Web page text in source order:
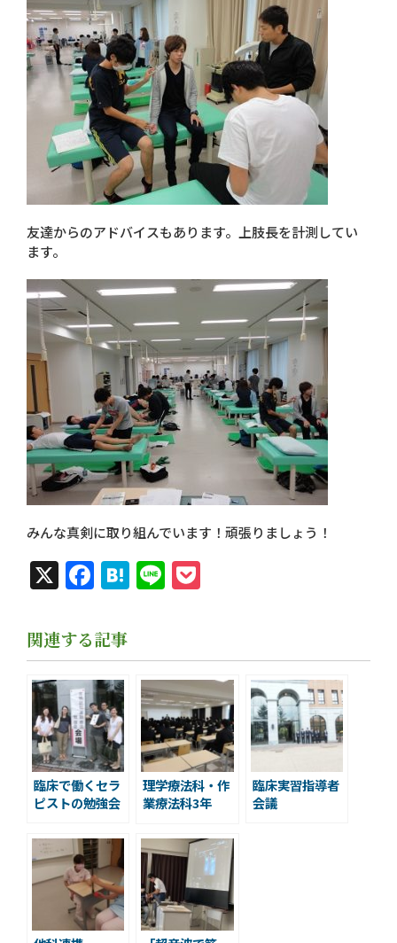
友達からのアドバイスもあります。上肢長を計測してい
ます。
みんな真剣に取り組んでいます！頑張りましょう！
X Facebook
Hatena
Line
関連する記事
臨床で働くセラ
ピストの勉強会
理学療法科・作
業療法科3年
出陣式
臨床実習指導者
会議